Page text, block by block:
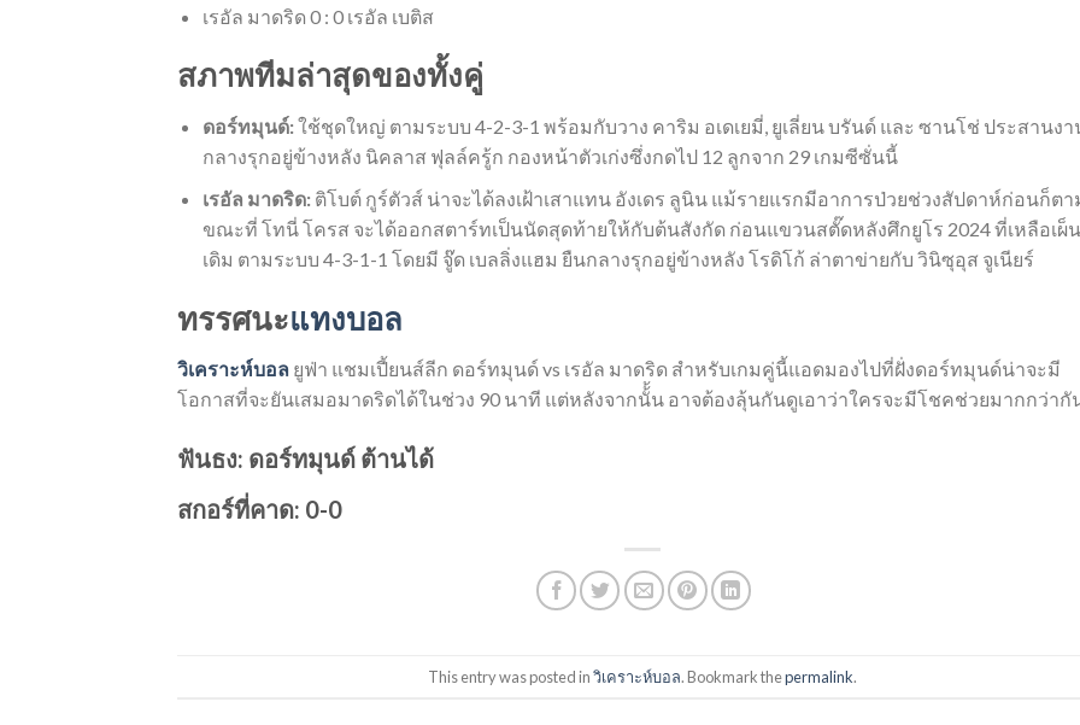
เรอัล มาดริด 0 : 0 เรอัล เบติส
สภาพทีมล่าสุดของทั้งคู่
ดอร์ทมุนด์:ใช้ชุดใหญ่ ตามระบบ 4-2-3-1 พร้อมกับวาง คาริม อเดเยมี่, ยูเลี่ยน บรันด์ และ ซานโช่ ประสานงา
กลางรุกอยู่ข้างหลัง นิคลาส ฟุลล์ครู้ก กองหน้าตัวเก่งซึ่งกดไป 12 ลูกจาก 29 เกมซีซั่นนี้
เรอัล มาดริด:ติโบต์ กูร์ตัวส์ น่าจะได้ลงเฝ้าเสาแทน อังเดร ลูนิน แม้รายแรกมีอาการป่วยช่วงสัปดาห์ก่อนก็ตา
ขณะที่ โทนี่ โครส จะได้ออกสตาร์ทเป็นนัดสุดท้ายให้กับต้นสังกัด ก่อนแขวนสตั๊ดหลังศึกยูโร 2024 ที่เหลือเผ็
เดิม ตามระบบ 4-3-1-1 โดยมี จู๊ด เบลลิ่งแฮม ยืนกลางรุกอยู่ข้างหลัง โรดิโก้ ล่าตาข่ายกับ วินิซุอุส จูเนียร์
ทรรศนะแทงบอล
วิเคราะห์บอล ยูฟ่า แชมเปี้ยนส์ลีก ดอร์ทมุนด์ vs เรอัล มาดริด สำหรับเกมคู่นี้แอดมองไปที่ฝั่งดอร์ทมุนด์น่าจะมี
โอกาสที่จะยันเสมอมาดริดได้ในช่วง 90 นาที แต่หลังจากนั้้น อาจต้องลุ้นกันดูเอาว่าใครจะมีโชคช่วยมากกว่ากั
ฟันธง: ดอร์ทมุนด์ ต้านได้
สกอร์ที่คาด: 0-0
This entry was posted inวิเคราะห์บอล. Bookmark thepermalink.